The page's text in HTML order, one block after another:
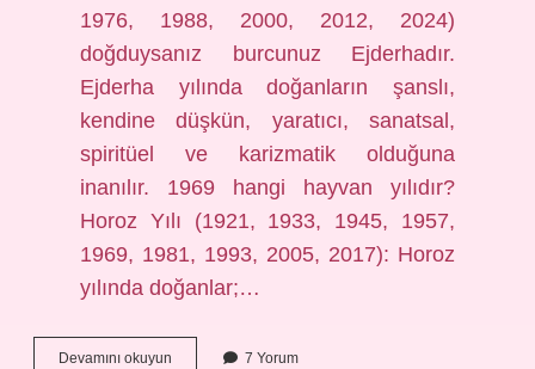
1976, 1988, 2000, 2012, 2024)
doğduysanız burcunuz Ejderhadır.
Ejderha yılında doğanların şanslı,
kendine düşkün, yaratıcı, sanatsal,
spiritüel ve karizmatik olduğuna
inanılır. 1969 hangi hayvan yılıdır?
Horoz Yılı (1921, 1933, 1945, 1957,
1969, 1981, 1993, 2005, 2017): Horoz
yılında doğanlar;…
Devamını okuyun 7 Yorum